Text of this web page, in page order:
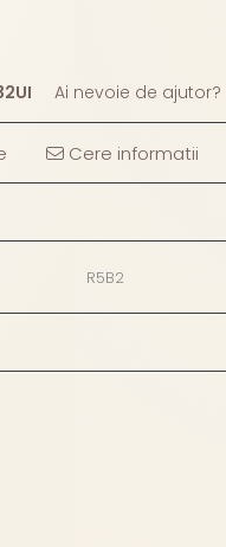
Ai nevoie de ajutor?
Cere informatii
R5B2